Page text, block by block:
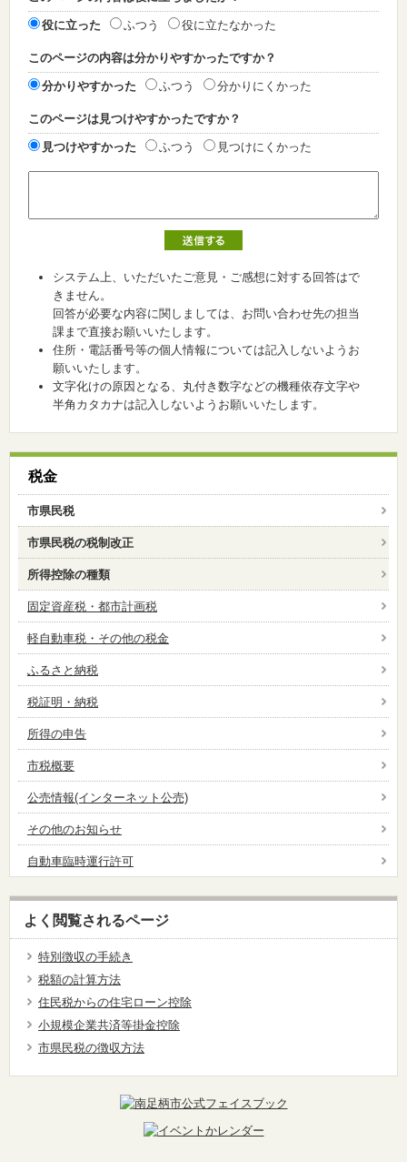
役に立った ふつう 役に立たなかった
このページの内容は分かりやすかったですか？
分かりやすかった ふつう 分かりにくかった
このページは見つけやすかったですか？
見つけやすかった ふつう 見つけにくかった
システム上、いただいたご意見・ご感想に対する回答はで
きません。
回答が必要な内容に関しましては、お問い合わせ先の担当
課まで直接お願いいたします。
住所・電話番号等の個人情報については記入しないようお
願いいたします。
文字化けの原因となる、丸付き数字などの機種依存文字や
半角カタカナは記入しないようお願いいたします。
税金
市県民税
市県民税の税制改正
所得控除の種類
固定資産税・都市計画税
軽自動車税・その他の税金
ふるさと納税
税証明・納税
所得の申告
市税概要
公売情報(インターネット公売)
その他のお知らせ
自動車臨時運行許可
よく閲覧されるページ
特別徴収の手続き
税額の計算方法
住民税からの住宅ローン控除
小規模企業共済等掛金控除
市県民税の徴収方法